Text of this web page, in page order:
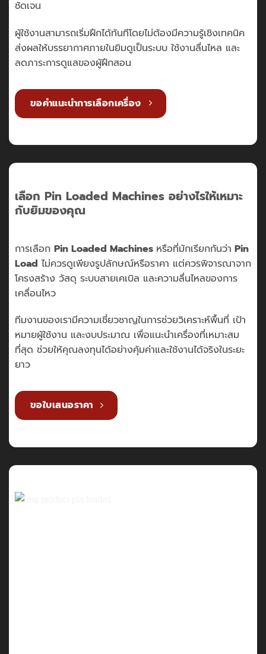
ชัดเจน
ผู้ใช้งานสามารถเริ่มฝึกได้ทันทีโดยไม่ต้องมีความรู้เชิงเทคนิค
ส่งผลให้บรรยากาศภายในยิมดูเป็นระบบ ใช้งานลื่นไหล และ
ลดภาระการดูแลของผู้ฝึกสอน
ขอคำแนะนำการเลือกเครื่อง
เลือก Pin Loaded Machines อย่างไรให้เหมาะ
กับยิมของคุณ
การเลือก Pin Loaded Machines หรือที่มักเรียกกันว่า Pin
Load ไม่ควรดูเพียงรูปลักษณ์หรือราคา แต่ควรพิจารณาจาก
โครงสร้าง วัสดุ ระบบสายเคเบิล และความลื่นไหลของการ
เคลื่อนไหว
ทีมงานของเรามีความเชี่ยวชาญในการช่วยวิเคราะห์พื้นที่ เป้า
หมายผู้ใช้งาน และงบประมาณ เพื่อแนะนำเครื่องที่เหมาะสม
ที่สุด ช่วยให้คุณลงทุนได้อย่างคุ้มค่าและใช้งานได้จริงในระยะ
ยาว
ขอใบเสนอราคา